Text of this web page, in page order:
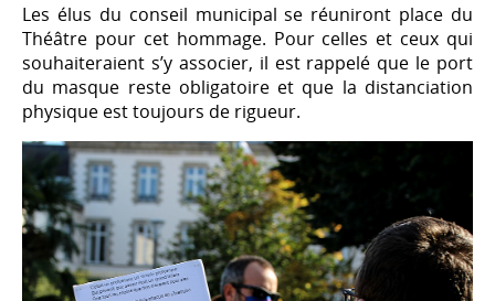
Les élus du conseil municipal se réuniront place du
Théâtre pour cet hommage. Pour celles et ceux qui
souhaiteraient s’y associer, il est rappelé que le port
du masque reste obligatoire et que la distanciation
physique est toujours de rigueur.